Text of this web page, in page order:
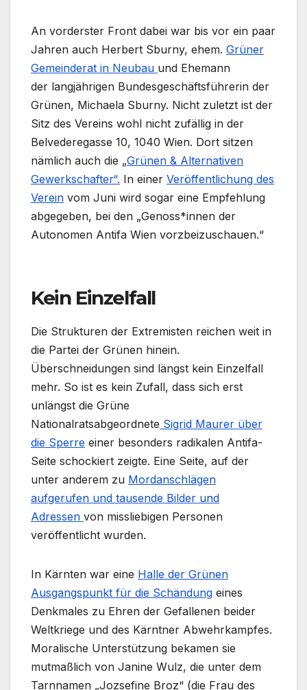
An vorderster Front dabei war bis vor ein paar
Jahren auch Herbert Sburny, ehem. Grüner
Gemeinderat in Neubau und Ehemann
der langjährigen Bundesgeschäftsführerin der
Grünen, Michaela Sburny. Nicht zuletzt ist der
Sitz des Vereins wohl nicht zufällig in der
Belvederegasse 10, 1040 Wien. Dort sitzen
nämlich auch die „Grünen & Alternativen
Gewerkschafter“. In einer Veröffentlichung des
Verein vom Juni wird sogar eine Empfehlung
abgegeben, bei den „Genoss*innen der
Autonomen Antifa Wien vorzbeizuschauen.“
Kein Einzelfall
Die Strukturen der Extremisten reichen weit in
die Partei der Grünen hinein.
Überschneidungen sind längst kein Einzelfall
mehr. So ist es kein Zufall, dass sich erst
unlängst die Grüne
Nationalratsabgeordnete Sigrid Maurer über
die Sperre einer besonders radikalen Antifa-
Seite schockiert zeigte. Eine Seite, auf der
unter anderem zu Mordanschlägen
aufgerufen und tausende Bilder und
Adressen von missliebigen Personen
veröffentlicht wurden.
In Kärnten war eine Halle der Grünen
Ausgangspunkt für die Schändung eines
Denkmales zu Ehren der Gefallenen beider
Weltkriege und des Kärntner Abwehrkampfes.
Moralische Unterstützung bekamen sie
mutmaßlich von Janine Wulz, die unter dem
Tarnnamen „Jozsefine Broz“ (die Frau des